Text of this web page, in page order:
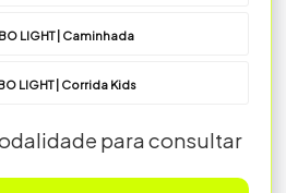
LIGHT | Caminhada
LIGHT | Corrida Kids
para consultar